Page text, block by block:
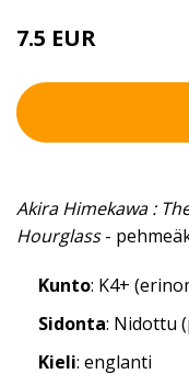
7.5 EUR
Akira Himekawa :
Hourglass-
Kunto: K4+
Sidonta: Nidottu
Kieli: englanti